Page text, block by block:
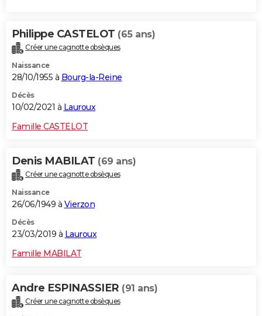
Philippe CASTELOT (65 ans)
Créer une cagnotte obsèques
Naissance
28/10/1955 à Bourg-la-Reine
Décès
10/02/2021 à Lauroux
Famille CASTELOT
Denis MABILAT (69 ans)
Créer une cagnotte obsèques
Naissance
26/06/1949 à Vierzon
Décès
23/03/2019 à Lauroux
Famille MABILAT
Andre ESPINASSIER (91 ans)
Créer une cagnotte obsèques